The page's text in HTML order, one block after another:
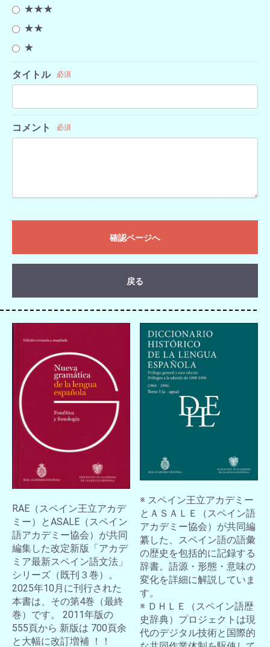
★★★
★★
★
タイトル 必須
コメント 必須
確認ページへ
戻る
RAE（スペイン王立アカデ
ミー）とASALE（スペイン
語アカデミー協会）が共同
編集した改定新版「アカデ
ミア最新スペイン語文法」
シリーズ（既刊３巻）。
2025年10月に刊行された
本書は、その第4巻（最終
巻）です。 2011年版の
555頁から 新版は 700頁余
と大幅に改訂増補 ！！
※ スペイン王立アカデミー
とＡＳＡＬＥ（スペイン語
アカデミー協会）が共同編
纂した、スペイン語の語彙
の歴史を包括的に記録する
辞書。語源・形態・意味の
変化を詳細に解説していま
す。
※ ＤＨＬＥ（スペイン語歴
史辞典）プロジェクトは現
代のデジタル技術と国際的